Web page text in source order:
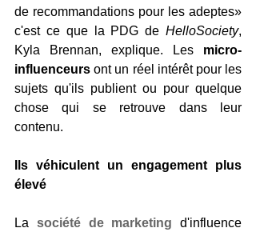
de recommandations pour les adeptes»
c'est ce que la PDG de HelloSociety,
Kyla Brennan, explique. Les micro-
influenceurs ont un réel intérêt pour les
sujets qu'ils publient ou pour quelque
chose qui se retrouve dans leur
contenu.
Ils véhiculent un engagement plus
élevé
La société de marketing